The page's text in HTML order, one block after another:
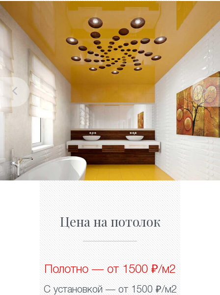
Цена на потолок
Полотно — от 1500 ₽/м2
С установкой — от 1500 ₽/м2